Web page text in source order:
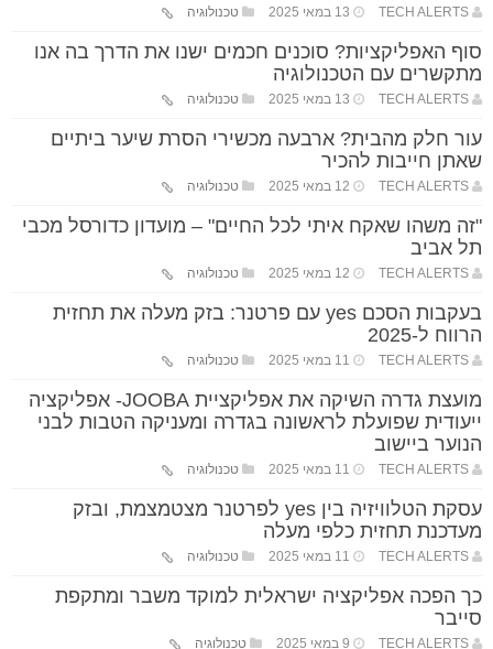
TECH ALERTS 13 במאי 2025 טכנולוגיה
סוף האפליקציות? סוכנים חכמים ישנו את הדרך בה אנו
מתקשרים עם הטכנולוגיה
TECH ALERTS 13 במאי 2025 טכנולוגיה
עור חלק מהבית? ארבעה מכשירי הסרת שיער ביתיים
שאתן חייבות להכיר
TECH ALERTS 12 במאי 2025 טכנולוגיה
"זה משהו שאקח איתי לכל החיים" – מועדון כדורסל מכבי
תל אביב
TECH ALERTS 12 במאי 2025 טכנולוגיה
בעקבות הסכם yes עם פרטנר: בזק מעלה את תחזית
הרווח ל-2025
TECH ALERTS 11 במאי 2025 טכנולוגיה
מועצת גדרה השיקה את אפליקציית JOOBA- אפליקציה
ייעודית שפועלת לראשונה בגדרה ומעניקה הטבות לבני
הנוער ביישוב
TECH ALERTS 11 במאי 2025 טכנולוגיה
עסקת הטלוויזיה בין yes לפרטנר מצטמצמת, ובזק
מעדכנת תחזית כלפי מעלה
TECH ALERTS 11 במאי 2025 טכנולוגיה
כך הפכה אפליקציה ישראלית למוקד משבר ומתקפת
סייבר
TECH ALERTS 9 במאי 2025 טכנולוגיה